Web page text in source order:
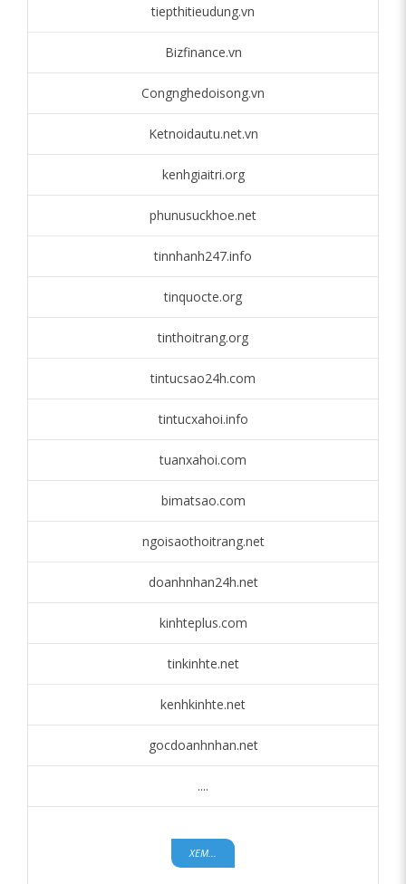
tiepthitieudung.vn
Bizfinance.vn
Congnghedoisong.vn
Ketnoidautu.net.vn
kenhgiaitri.org
phunusuckhoe.net
tinnhanh247.info
tinquocte.org
tinthoitrang.org
tintucsao24h.com
tintucxahoi.info
tuanxahoi.com
bimatsao.com
ngoisaothoitrang.net
doanhnhan24h.net
kinhteplus.com
tinkinhte.net
kenhkinhte.net
gocdoanhnhan.net
....
XEM...